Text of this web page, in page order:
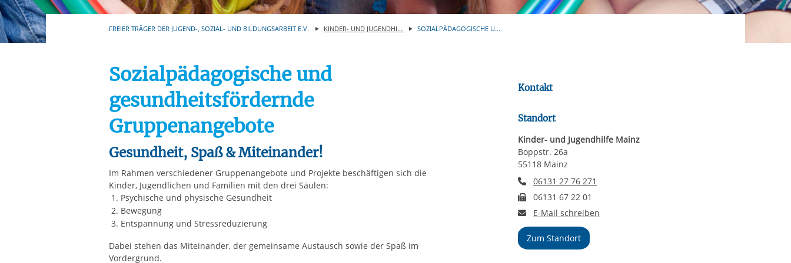
Ihre etwaige Einwilligung erstreckt sich nicht auf notwendige Cookies, die erforderlich zur Bereitstellung
aufgrund berechtigter Interessen und daher unabhängig von einer Einwilligung.
Automatische Wiedergabe starten/stoppen
FREIER TRÄGER DER JUGEND-, SOZIAL- UND BILDUNGSARBEIT E.V. KINDER- UND JUGENDHI... SOZIALPÄDAGOGISCHE U...
Sozialpädagogische und
gesundheitsfördernde
Gruppenangebote
Gesundheit, Spaß & Miteinander!
Im Rahmen verschiedener Gruppenangebote und Projekte beschäftigen sich die
Kinder, Jugendlichen und Familien mit den drei Säulen:
Psychische und physische Gesundheit
Bewegung
Entspannung und Stressreduzierung
Dabei stehen das Miteinander, der gemeinsame Austausch sowie der Spaß im
Vordergrund.
Kontakt
Standort
Kinder- und Jugendhilfe Mainz
Boppstr. 26a
55118 Mainz
Telefonnummer
06131 27 76 271
Faxnummer
06131 67 22 01
E-Mail an Kinder- und Jugendhilfe Mainz
E-Mail schreiben
Zum Standort